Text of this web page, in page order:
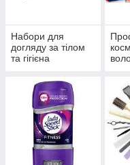
Набори для
догляду за тілом
та гігієна